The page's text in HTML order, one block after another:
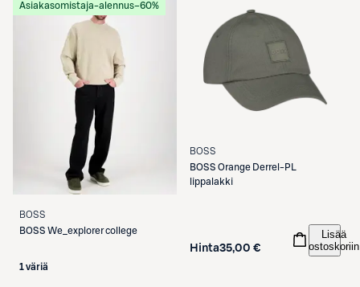
Asiakasomistaja-alennus−60%
BOSS
BOSS We_explorer college
1 väriä
BOSS
BOSS Orange Derrel-PL
lippalakki
Hinta35,00 €
Lisää
ostoskoriin